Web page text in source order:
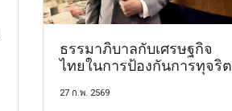
ธรรมาภิบาลกับเศรษฐกิจ
ไทยในการป้องกันการทุจริต
27 ก.พ. 2569